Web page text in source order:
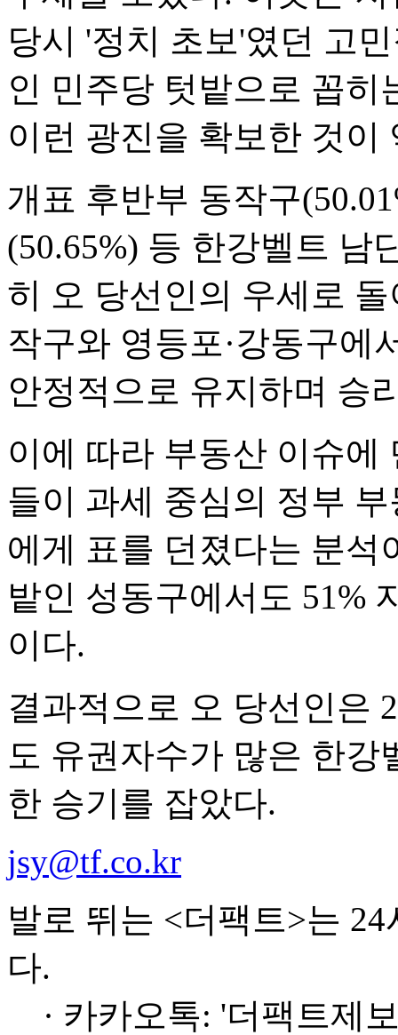
당시 '정치 초보'였던 고
인 민주당 텃밭으로 꼽
이런 광진을 확보한 것이
개표 후반부 동작구
(50.65%) 등 한강벨트 남
히 오 당선인의 우세로
작구와 영등포·강동구에
안정적으로 유지하며 승
이에 따라 부동산 이슈에
들이 과세 중심의 정부
에게 표를 던졌다는 분석
밭인 성동구에서도 51%
이다.
결과적으로 오 당선인은
도 유권자수가 많은 한
한 승기를 잡았다.
jsy@tf.co.kr
발로 뛰는 <더팩트>는
다.
· 카카오톡: '더팩트제